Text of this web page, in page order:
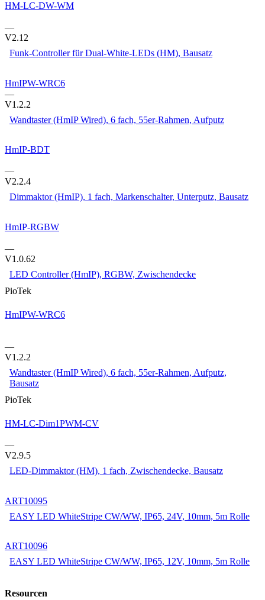
HM-LC-DW-WM
—
V2.12
Funk-Controller für Dual-White-LEDs (HM), Bausatz
HmIPW-WRC6
—
V1.2.2
Wandtaster (HmIP Wired), 6 fach, 55er-Rahmen, Aufputz
HmIP-BDT
—
V2.2.4
Dimmaktor (HmIP), 1 fach, Markenschalter, Unterputz, Bausatz
HmIP-RGBW
—
V1.0.62
LED Controller (HmIP), RGBW, Zwischendecke
PioTek
HmIPW-WRC6
—
V1.2.2
Wandtaster (HmIP Wired), 6 fach, 55er-Rahmen, Aufputz,
Bausatz
PioTek
HM-LC-Dim1PWM-CV
—
V2.9.5
LED-Dimmaktor (HM), 1 fach, Zwischendecke, Bausatz
ART10095
EASY LED WhiteStripe CW/WW, IP65, 24V, 10mm, 5m Rolle
ART10096
EASY LED WhiteStripe CW/WW, IP65, 12V, 10mm, 5m Rolle
Resourcen